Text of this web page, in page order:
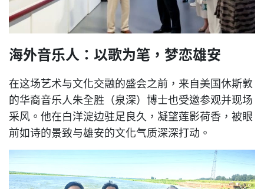
海外音乐人：以歌为笔，梦恋雄安
在这场艺术与文化交融的盛会之前，来自美国休斯敦
的华裔音乐人朱全胜（泉深）博士也受邀参观并现场
采风。他在白洋淀边驻足良久，凝望莲影荷香，被眼
前如诗的景致与雄安的文化气质深深打动。